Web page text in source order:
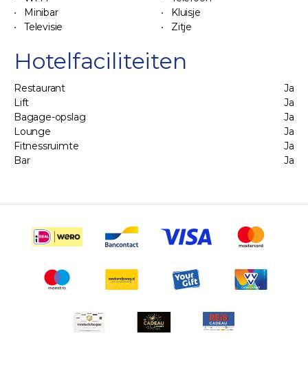
Minibar
Kluisje
Televisie
Zitje
Hotelfaciliteiten
Restaurant
Ja
Lift
Ja
Bagage-opslag
Ja
Lounge
Ja
Fitnessruimte
Ja
Bar
Ja